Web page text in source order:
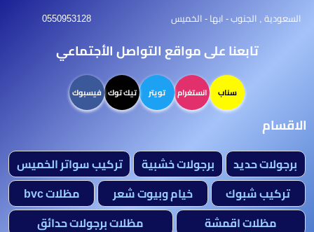
السعودية , الجنوب - ابها - الخميس 0550953128
تابعنا على مواقع التواصل الأجتماعي
سناب انستغرام تويتر تيك توك فيسبوك
الاقسام
برجولات حديد برجولات خشبية
تركيب سواتر الخميس
تركيب شبوك
خيام وبيوت شعر
مظلات bvc
مظلات اقمشة
مظلات برجولات حدائق